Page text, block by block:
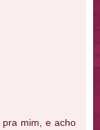
mim, e acho